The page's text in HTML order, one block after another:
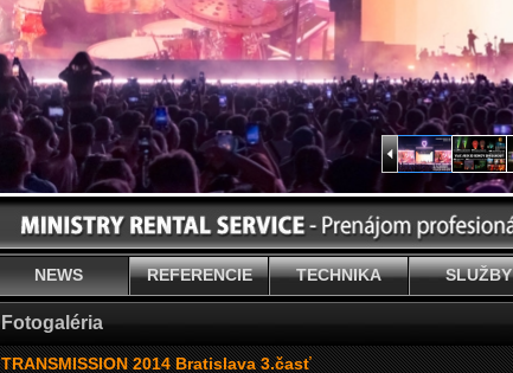
NEWS REFERENCIE TECHNIKA SLUŽBY
Fotogaléria
TRANSMISSION 2014 Bratislava 3.časť